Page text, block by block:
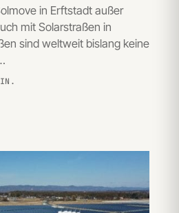
in Erftstadt außer
mit Solarstraßen in
sind weltweit bislang keine